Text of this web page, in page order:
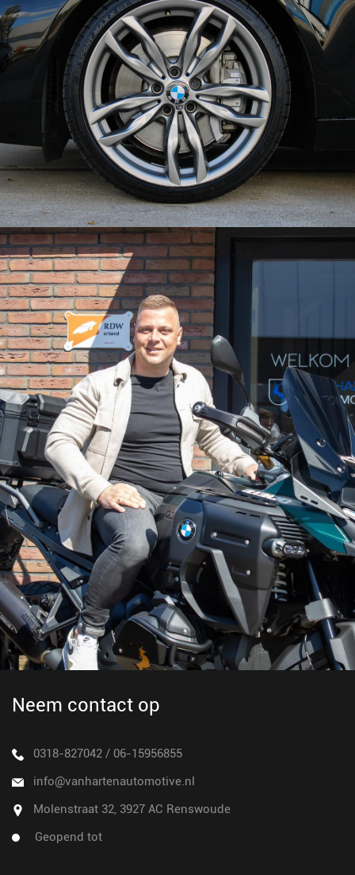
Neem contact op
0318-827042 / 06-15956855
info@vanhartenautomotive.nl
Molenstraat 32, 3927 AC Renswoude
Geopend tot